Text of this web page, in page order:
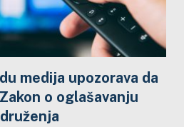
medija upozorava da
o oglašavanju